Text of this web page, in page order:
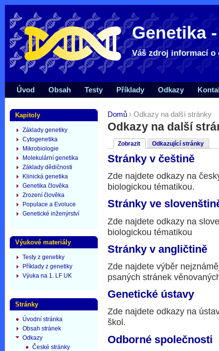
Genetika
Váš zdroj informací o
Domů › Odkazy na další stránky
Odkazy na další
Zobrazit Odkazující stránky
Stránky v češtině
Zde najdete odkazy na
biologickou tématikou.
Stránky ve
Zde najdete odkazy na
biologickou tématikou
Stránky v angličtině
Zde najdete výběr
psaných stránek
Genetické ústavy
Zde najdete odkazy na
škol.
Odborné společnosti
Úvod Obsah Testy Příklady Odkazy
Kapitoly
Základy genetiky
Cytogenetika
Mikrobiologie
Molekulární genetika
Základy dědičnosti
Klinická genetika
Genetika člověka
Zrození člověka
Populace a Evoluce
Genetické inženýrství
Výukové materiály
Testy z genetiky
Příklady z genetiky
Výuka na 1. LF UK
Stránky
Úvodní stránka
Obsah stránek
Odkazy
České stránky